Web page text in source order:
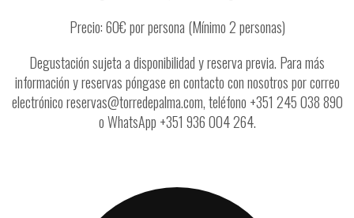
Precio: 60€ por persona (Mínimo 2 personas)
Degustación sujeta a disponibilidad y reserva previa. Para más
información y reservas póngase en contacto con nosotros por correo
electrónico reservas@torredepalma.com, teléfono +351 245 038 890
o WhatsApp +351 936 004 264.